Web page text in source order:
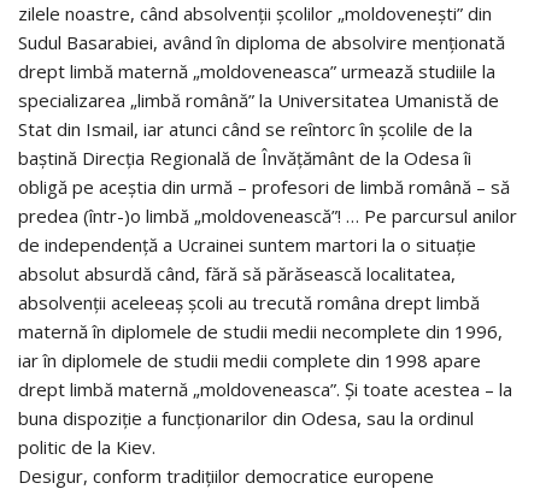
zilele noastre, când absolvenţii şcolilor „moldoveneşti” din
Sudul Basarabiei, având în diploma de absolvire menţionată
drept limbă maternă „moldoveneasca” urmează studiile la
specializarea „limbă română” la Universitatea Umanistă de
Stat din Ismail, iar atunci când se reîntorc în şcolile de la
baştină Direcţia Regională de Învăţământ de la Odesa îi
obligă pe aceştia din urmă – profesori de limbă română – să
predea (într-)o limbă „moldovenească”! … Pe parcursul anilor
de independenţă a Ucrainei suntem martori la o situaţie
absolut absurdă când, fără să părăsească localitatea,
absolvenţii aceleeaş şcoli au trecută româna drept limbă
maternă în diplomele de studii medii necomplete din 1996,
iar în diplomele de studii medii complete din 1998 apare
drept limbă maternă „moldoveneasca”. Şi toate acestea – la
buna dispoziţie a funcţionarilor din Odesa, sau la ordinul
politic de la Kiev.
Desigur, conform tradiţiilor democratice europene